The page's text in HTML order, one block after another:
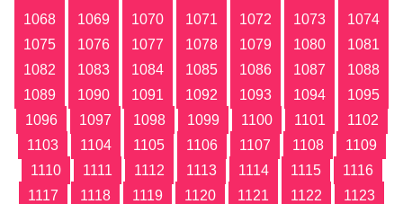
1068
1069 1070 1071 1072 1073
1074
1075
1076 1077 1078 1079 1080
1081
1082
1083 1084 1085 1086 1087
1088
1089
1090 1091 1092 1093 1094
1095
1096
1097 1098 1099 1100 1101
1102
1103
1104 1105 1106 1107 1108
1109
1110
1111 1112 1113 1114 1115
1116
1117
1118 1119 1120 1121 1122
1123